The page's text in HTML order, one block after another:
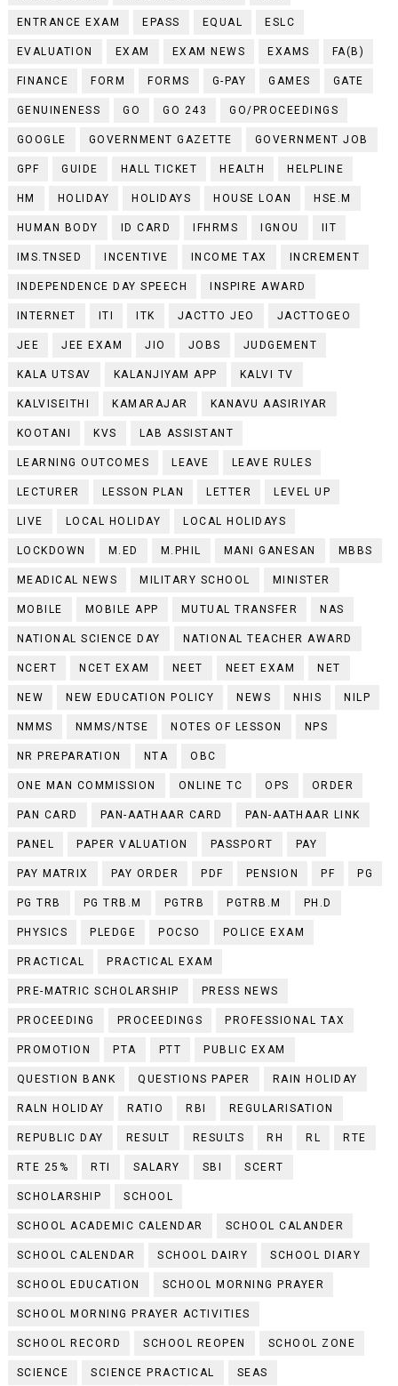
ENTRANCE EXAM EPASS EQUAL ESLC
EVALUATION EXAM EXAM NEWS EXAMS FA(B)
FINANCE FORM FORMS G-PAY GAMES GATE
GENUINENESS GO GO 243 GO/PROCEEDINGS
GOOGLE GOVERNMENT GAZETTE GOVERNMENT JOB
GPF GUIDE HALL TICKET HEALTH HELPLINE
HM HOLIDAY HOLIDAYS HOUSE LOAN HSE.M
HUMAN BODY ID CARD IFHRMS IGNOU IIT
IMS.TNSED INCENTIVE INCOME TAX INCREMENT
INDEPENDENCE DAY SPEECH INSPIRE AWARD
INTERNET ITI ITK JACTTO JEO JACTTOGEO
JEE JEE EXAM JIO JOBS JUDGEMENT
KALA UTSAV KALANJIYAM APP KALVI TV
KALVISEITHI KAMARAJAR KANAVU AASIRIYAR
KOOTANI KVS LAB ASSISTANT
LEARNING OUTCOMES LEAVE LEAVE RULES
LECTURER LESSON PLAN LETTER LEVEL UP
LIVE LOCAL HOLIDAY LOCAL HOLIDAYS
LOCKDOWN M.ED M.PHIL MANI GANESAN MBBS
MEADICAL NEWS MILITARY SCHOOL MINISTER
MOBILE MOBILE APP MUTUAL TRANSFER NAS
NATIONAL SCIENCE DAY NATIONAL TEACHER AWARD
NCERT NCET EXAM NEET NEET EXAM NET
NEW NEW EDUCATION POLICY NEWS NHIS NILP
NMMS NMMS/NTSE NOTES OF LESSON NPS
NR PREPARATION NTA OBC
ONE MAN COMMISSION ONLINE TC OPS ORDER
PAN CARD PAN-AATHAAR CARD PAN-AATHAAR LINK
PANEL PAPER VALUATION PASSPORT PAY
PAY MATRIX PAY ORDER PDF PENSION PF PG
PG TRB PG TRB.M PGTRB PGTRB.M PH.D
PHYSICS PLEDGE POCSO POLICE EXAM
PRACTICAL PRACTICAL EXAM
PRE-MATRIC SCHOLARSHIP PRESS NEWS
PROCEEDING PROCEEDINGS PROFESSIONAL TAX
PROMOTION PTA PTT PUBLIC EXAM
QUESTION BANK QUESTIONS PAPER RAIN HOLIDAY
RALN HOLIDAY RATIO RBI REGULARISATION
REPUBLIC DAY RESULT RESULTS RH RL RTE
RTE 25% RTI SALARY SBI SCERT
SCHOLARSHIP SCHOOL
SCHOOL ACADEMIC CALENDAR SCHOOL CALANDER
SCHOOL CALENDAR SCHOOL DAIRY SCHOOL DIARY
SCHOOL EDUCATION SCHOOL MORNING PRAYER
SCHOOL MORNING PRAYER ACTIVITIES
SCHOOL RECORD SCHOOL REOPEN SCHOOL ZONE
SCIENCE SCIENCE PRACTICAL SEAS